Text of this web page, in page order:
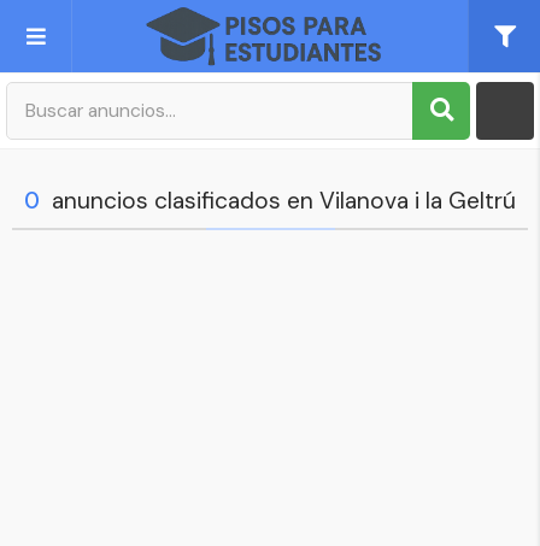
Publica tu Anuncio
0 anuncios clasificados en Vilanova i la Geltrú